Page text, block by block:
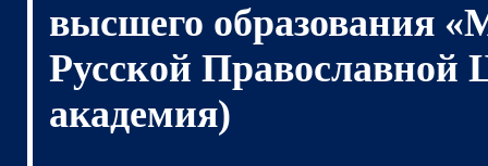
высшего образования
Русской Православной
академия)